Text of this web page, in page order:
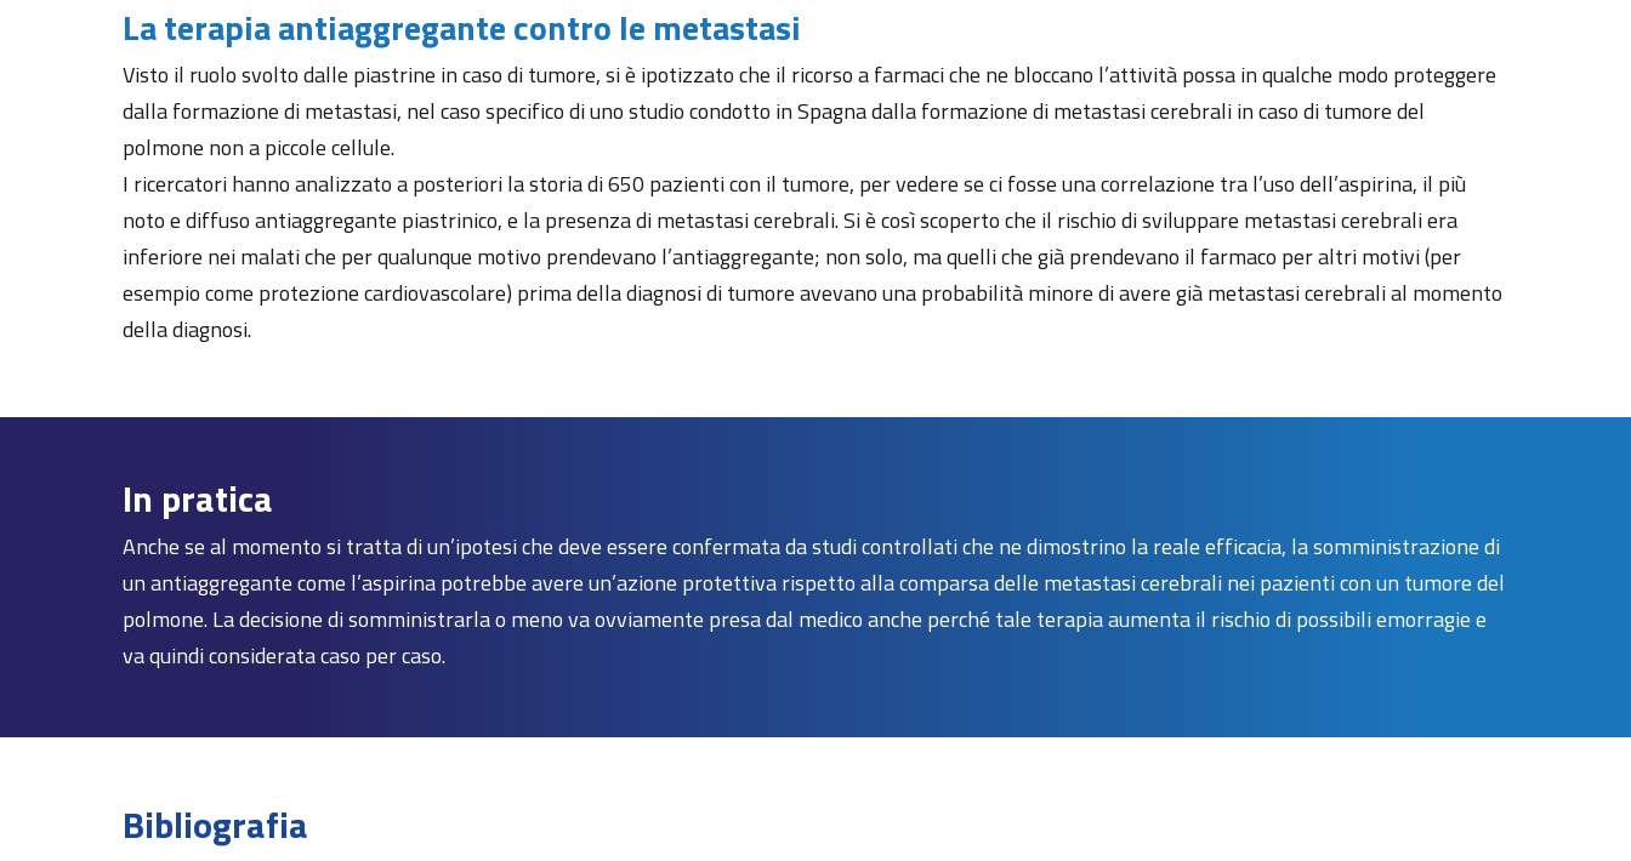
La terapia antiaggregante contro le metastasi
Visto il ruolo svolto dalle piastrine in caso di tumore, si è ipotizzato che il ricorso a farmaci che ne bloccano l’attività possa in qualche modo proteggere
dalla formazione di metastasi, nel caso specifico di uno studio condotto in Spagna dalla formazione di metastasi cerebrali in caso di tumore del
polmone non a piccole cellule.
I ricercatori hanno analizzato a posteriori la storia di 650 pazienti con il tumore, per vedere se ci fosse una correlazione tra l’uso dell’aspirina, il più
noto e diffuso antiaggregante piastrinico, e la presenza di metastasi cerebrali. Si è così scoperto che il rischio di sviluppare metastasi cerebrali era
inferiore nei malati che per qualunque motivo prendevano l’antiaggregante; non solo, ma quelli che già prendevano il farmaco per altri motivi (per
esempio come protezione cardiovascolare) prima della diagnosi di tumore avevano una probabilità minore di avere già metastasi cerebrali al momento
della diagnosi.
In pratica
Anche se al momento si tratta di un’ipotesi che deve essere confermata da studi controllati che ne dimostrino la reale efficacia, la somministrazione di
un antiaggregante come l’aspirina potrebbe avere un’azione protettiva rispetto alla comparsa delle metastasi cerebrali nei pazienti con un tumore del
polmone. La decisione di somministrarla o meno va ovviamente presa dal medico anche perché tale terapia aumenta il rischio di possibili emorragie e
va quindi considerata caso per caso.
Bibliografia